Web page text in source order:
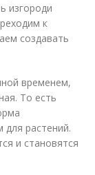
изгороди
к
создавать
временем,
То есть
растений.
и становятся